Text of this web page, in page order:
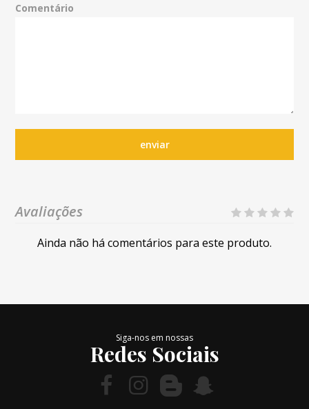
Comentário
enviar
Avaliações
Ainda não há comentários para este produto.
Siga-nos em nossas
Redes Sociais